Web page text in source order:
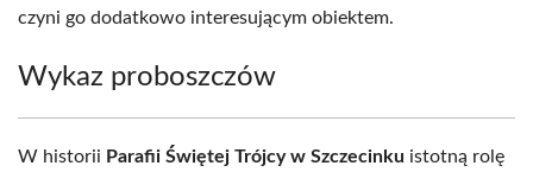
czyni go dodatkowo interesującym obiektem.
Wykaz proboszczów
W historii Parafii Świętej Trójcy w Szczecinku istotną rolę